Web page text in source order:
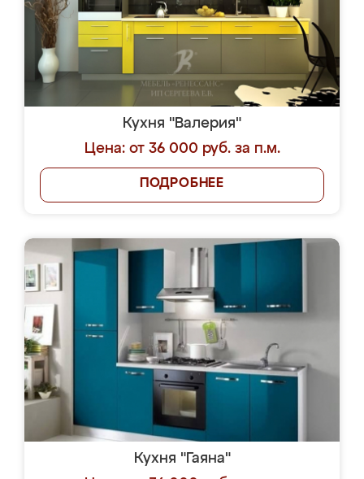
Кухня "Валерия"
Цена: от 36 000 руб. за п.м.
ПОДРОБНЕЕ
Кухня "Гаяна"